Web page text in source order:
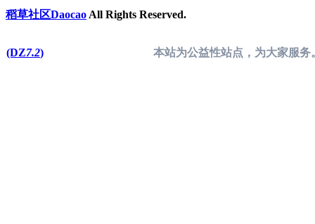
稻草社区Daocao All Rights Reserved.
(DZ7.2) 本站为公益性站点，为大家服